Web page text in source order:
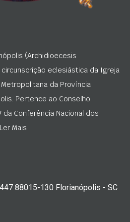
(Archidioecesis
eclesiástica da Igreja
Metropolitana da Província
Pertence ao Conselho
da Conferência Nacional dos
Mais
88015-130 Florianópolis - SC